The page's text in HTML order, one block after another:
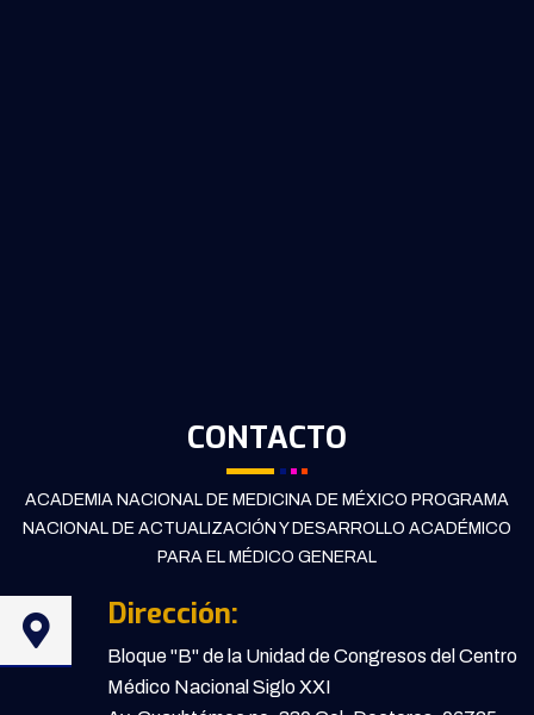
CONTACTO
ACADEMIA NACIONAL DE MEDICINA DE MÉXICO PROGRAMA
NACIONAL DE ACTUALIZACIÓN Y DESARROLLO ACADÉMICO
PARA EL MÉDICO GENERAL
Dirección:
Bloque "B" de la Unidad de Congresos del Centro
Médico Nacional Siglo XXI